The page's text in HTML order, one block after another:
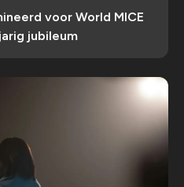
voor World MICE
jubileum